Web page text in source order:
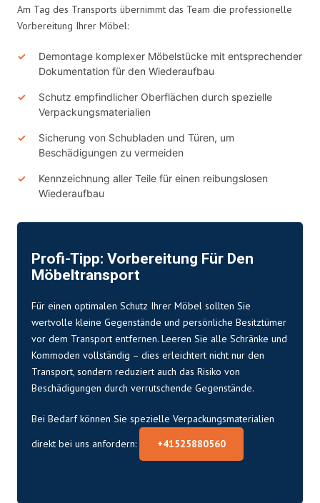
Am Tag des Transports übernimmt das Team die professionelle
Vorbereitung Ihrer Möbel:
Demontage komplexer Möbelstücke mit entsprechender
Dokumentation für den Wiederaufbau
Schutz empfindlicher Oberflächen durch spezielle
Verpackungsmaterialien
Sicherung von Schubladen und Türen, um
Beschädigungen zu vermeiden
Kennzeichnung aller Teile für einen reibungslosen
Wiederaufbau
Profi-Tipp: Vorbereitung Für Den
Möbeltransport
Für einen optimalen Schutz Ihrer Möbel sollten Sie
wertvolle kleine Gegenstände und persönliche Besitztümer
vor dem Transport entfernen. Leeren Sie alle Schränke und
Kommoden vollständig – dies erleichtert nicht nur den
Transport, sondern reduziert auch das Risiko von
Beschädigungen durch verrutschende Gegenstände.
Bei Bedarf können Sie spezielle Verpackungsmaterialien
direkt bei uns anfordern:
+41525880560